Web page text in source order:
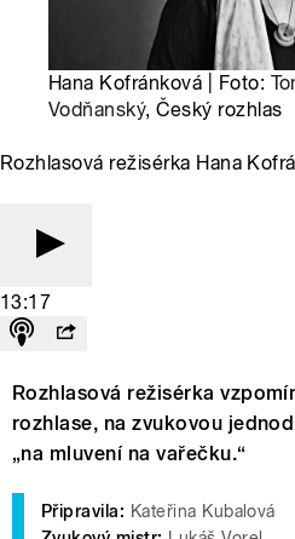
Hana Kofránková | Foto:
Vodňanský, Český rozhlas
Rozhlasová režisérka Hana
13:17
Rozhlasová režisérka
rozhlase, na zvukovou
„na mluvení na vařečku.“
Připravila: Kateřina Kubalová